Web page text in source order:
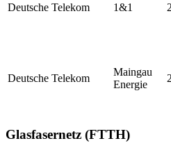
Deutsche Telekom 1&1
Deutsche Telekom
Maingau
Energie
Glasfasernetz (FTTH)